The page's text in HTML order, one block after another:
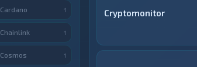
Cryptomonitor
Cardano 1
Chainlink 1
Cosmos 1